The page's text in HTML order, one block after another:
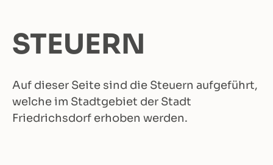
STEUERN
Auf dieser Seite sind die Steuern aufgeführt,
welche im Stadtgebiet der Stadt
Friedrichsdorf erhoben werden.